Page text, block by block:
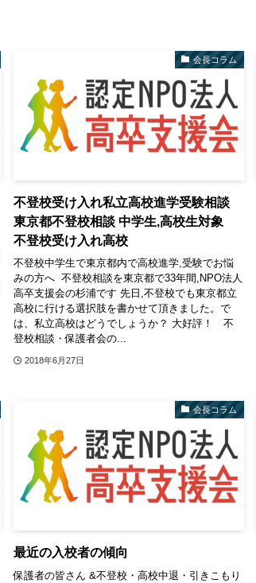
会長コラム
不登校受け入れ私立高校進学受験相談
東京都不登校相談 中学生,高校生対象
不登校受け入れ高校
不登校中学生で東京都内で高校進学,受験でお悩
みの方へ 不登校相談を東京都で33年間,NPO法人
高卒支援会の杉浦です 先日,不登校でも東京都立
高校に行ける選択肢を書かせて頂きました。で
は、私立高校はどうでしょうか？ 大好評！ 不
登校相談・保護者会の...
2018年6月27日
会長コラム
最近の入校者の傾向
保護者の皆さん &不登校・高校中退・引きこもり